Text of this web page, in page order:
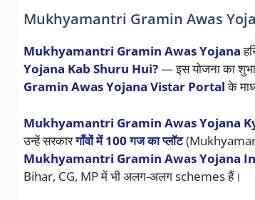
Mukhyamantri Gramin Awas
Mukhyamantri Gramin Awas Yojana
Yojana Kab Shuru Hui?— इस योजना का
Gramin Awas Yojana Vistar Portalके
Mukhyamantri Gramin Awas Yojana
उन्हें सरकारगाँवों में 100 गज का प्लॉट
Mukhyamantri Gramin Awas Yojana
Bihar, CG, MP में भी अलग-अलग schemes हैं।